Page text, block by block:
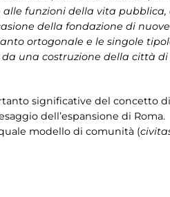
funzioni della vita
della fondazione di
ortogonale e le singole
una costruzione della città
significative del concetto
dell’espansione di Roma.
modello di comunità (